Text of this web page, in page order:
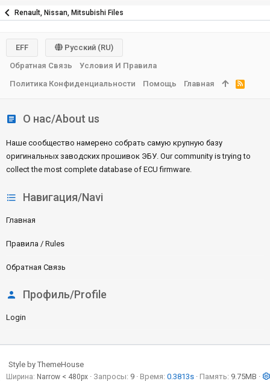
Renault, Nissan, Mitsubishi Files
О нас/About us
Наше сообщество намерено собрать самую крупную базу
оригинальных заводских прошивок ЭБУ. Our community is trying to
collect the most complete database of ECU firmware.
Навигация/Navi
Главная
Правила / Rules
Обратная Связь
Профиль/Profile
Login
EFF
Русский (RU)
Обратная Связь
Условия И Правила
Политика Конфиденциальности
Помощь Главная
R
Style by ThemeHouse
Ширина Запросы 9 Время 0.3813s Память 9.75MB